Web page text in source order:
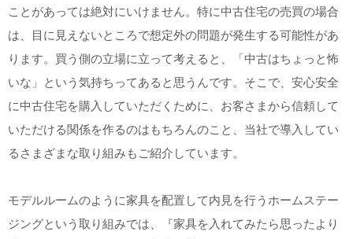
ことがあっては絶対にいけません。特に中古住宅の売買の場合
は、目に見えないところで想定外の問題が発生する可能性があ
ります。買う側の立場に立って考えると、「中古はちょっと怖
いな」という気持ちってあると思うんです。そこで、安心安全
に中古住宅を購入していただくために、お客さまから信頼して
いただける関係を作るのはもちろんのこと、当社で導入してい
るさまざまな取り組みもご紹介しています。
モデルルームのように家具を配置して内見を行うホームステー
ジングという取り組みでは、『家具を入れてみたら思ったより